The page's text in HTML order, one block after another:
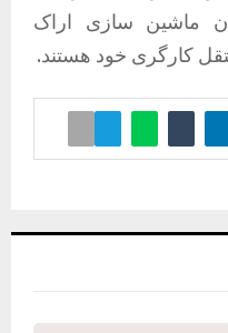
ماشین سازی اراک
کارگری خود هستند.